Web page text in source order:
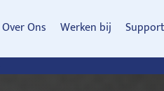
Over Ons Werken bij Support